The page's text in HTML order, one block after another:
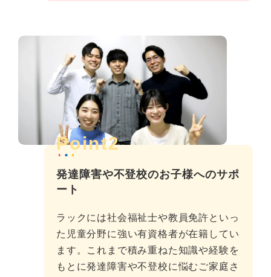
Point2
発達障害や不登校のお子様へのサポ
ート
ラックには社会福祉士や教員免許といっ
た児童分野に強い有資格者が在籍してい
ます。これまで積み重ねた知識や経験を
もとに発達障害や不登校に悩むご家庭さ